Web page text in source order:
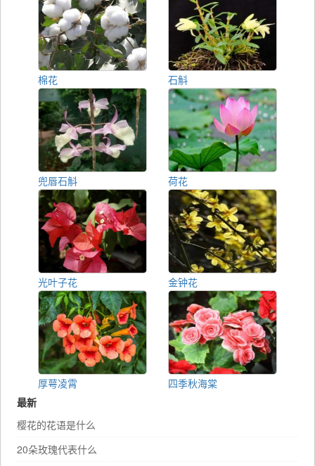
棉花 石斛
兜唇石斛 荷花
光叶子花 金钟花
厚萼凌霄
四季秋海棠
最新
樱花的花语是什么
20朵玫瑰代表什么